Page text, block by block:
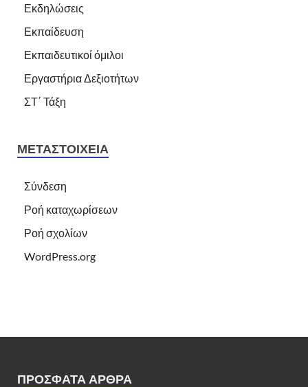
Εκδηλώσεις
Εκπαίδευση
Εκπαιδευτικοί όμιλοι
Εργαστήρια Δεξιοτήτων
ΣΤ΄ Τάξη
ΜΕΤΑΣΤΟΙΧΕΊΑ
Σύνδεση
Ροή καταχωρίσεων
Ροή σχολίων
WordPress.org
ΠΡΌΣΦΑΤΑ ΆΡΘΡΑ